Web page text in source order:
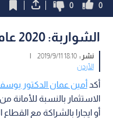
0
0
الشواربة: 2020 عام الاستثمار في الأمانة
نشر :18:10 2019/9/11
|
الأردن
أكدأمين عمان الدكتور
الاستثمار بالنسبة
أو ايجارا بالشراكة مع